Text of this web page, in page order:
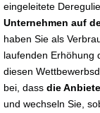
eingeleitete
Unternehmen auf
haben Sie als
laufenden Erhöhung
diesen
bei, dass die
und wechseln Sie,